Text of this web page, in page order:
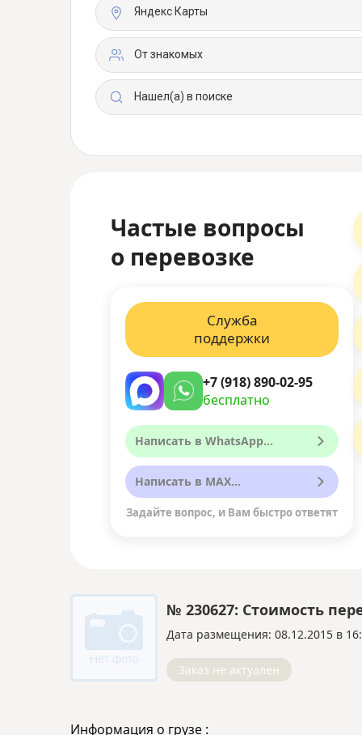
Яндекс Карты
От знакомых
Нашел(а) в поиске
Частые вопросы
о перевозке
Служба
поддержки
+7 (918) 890-02-95
бесплатно
Написать в WhatsApp...
Написать в MAX...
Задайте вопрос, и Вам быстро ответят
№ 230627: Стоимость
Дата размещения: 08.12.2015 в
Заказ не актуален
Информация о грузе :